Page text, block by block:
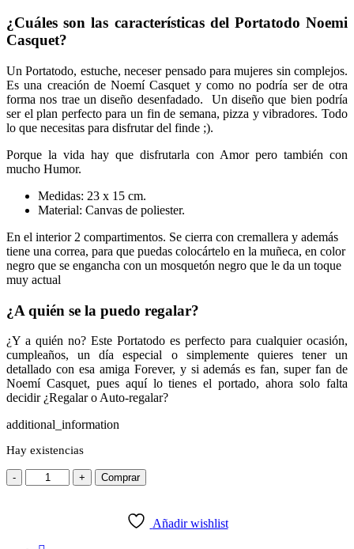
¿Cuáles son las características del Portatodo Noemi
Casquet?
Un Portatodo, estuche, neceser pensado para mujeres sin complejos.
Es una creación de Noemí Casquet y como no podría ser de otra
forma nos trae un diseño desenfadado. Un diseño que bien podría
ser el plan perfecto para un fin de semana, pizza y vibradores. Todo
lo que necesitas para disfrutar del finde ;).
Porque la vida hay que disfrutarla con Amor pero también con
mucho Humor.
Medidas: 23 x 15 cm.
Material: Canvas de poliester.
En el interior 2 compartimentos. Se cierra con cremallera y además
tiene una correa, para que puedas colocártelo en la muñeca, en color
negro que se engancha con un mosquetón negro que le da un toque
muy actual
¿A quién se la puedo regalar?
¿Y a quién no? Este Portatodo es perfecto para cualquier ocasión,
cumpleaños, un día especial o simplemente quieres tener un
detallado con esa amiga Forever, y si además es fan, super fan de
Noemí Casquet, pues aquí lo tienes el portado, ahora solo falta
decidir ¿Regalar o Auto-regalar?
additional_information
Hay existencias
- + Comprar
Añadir wishlist